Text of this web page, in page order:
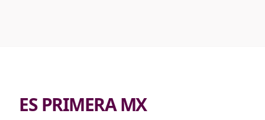
ES PRIMERA MX